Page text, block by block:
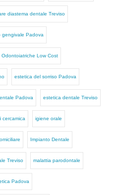
diastema dentale Treviso
gengivale Padova
Odontoiatriche Low Cost
estetica del sorriso Padova
Padova estetica dentale Treviso
cercamica igiene orale
Impianto Dentale
Treviso malattia parodontale
Padova